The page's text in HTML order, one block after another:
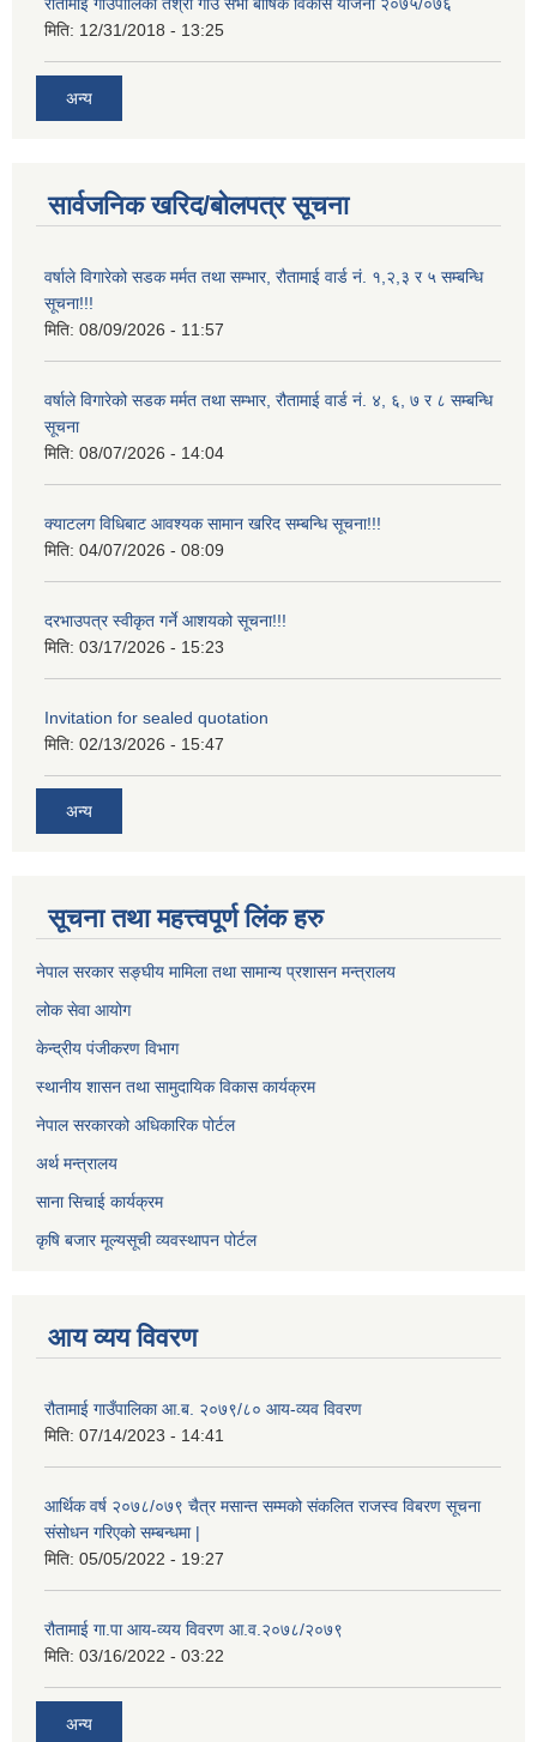
मिति: 12/31/2018 - 13:25
अन्य
सार्वजनिक खरिद/बोलपत्र सूचना
वर्षाले विगारेको सडक मर्मत तथा सम्भार, रौतामाई वार्ड नं. १,२,३ र ५ सम्बन्धि
सूचना!!!
मिति: 08/09/2026 - 11:57
वर्षाले विगारेको सडक मर्मत तथा सम्भार, रौतामाई वार्ड नं. ४, ६, ७ र ८ सम्बन्धि
सूचना
मिति: 08/07/2026 - 14:04
क्याटलग विधिबाट आवश्यक सामान खरिद सम्बन्धि सूचना!!!
मिति: 04/07/2026 - 08:09
दरभाउपत्र स्वीकृत गर्ने आशयको सूचना!!!
मिति: 03/17/2026 - 15:23
Invitation for sealed quotation
मिति: 02/13/2026 - 15:47
अन्य
सूचना तथा महत्त्वपूर्ण लिंक हरु
नेपाल सरकार सङ्घीय मामिला तथा सामान्य प्रशासन मन्त्रालय
लोक सेवा आयोग
केन्द्रीय पंजीकरण विभाग
स्थानीय शासन तथा सामुदायिक विकास कार्यक्रम
नेपाल सरकारको अधिकारिक पोर्टल
अर्थ मन्त्रालय
साना सिचाई कार्यक्रम
कृषि बजार मूल्यसूची व्यवस्थापन पोर्टल
आय व्यय विवरण
रौतामाई गाउँपालिका आ.ब. २०७९/८० आय-व्यव विवरण
मिति: 07/14/2023 - 14:41
आर्थिक वर्ष २०७८/०७९ चैत्र मसान्त सम्मको संकलित राजस्व विबरण सूचना
संसोधन गरिएको सम्बन्धमा |
मिति: 05/05/2022 - 19:27
रौतामाई गा.पा आय-व्यय विवरण आ.व.२०७८/२०७९
मिति: 03/16/2022 - 03:22
अन्य